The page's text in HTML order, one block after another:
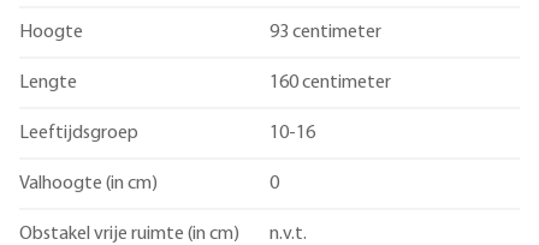
Hoogte 93 centimeter
Lengte 160 centimeter
Leeftijdsgroep 10-16
Valhoogte (in cm) 0
Obstakel vrije ruimte (in cm) n.v.t.